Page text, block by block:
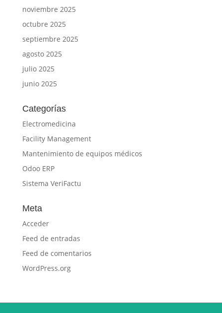
noviembre 2025
octubre 2025
septiembre 2025
agosto 2025
julio 2025
junio 2025
Categorías
Electromedicina
Facility Management
Mantenimiento de equipos médicos
Odoo ERP
Sistema VeriFactu
Meta
Acceder
Feed de entradas
Feed de comentarios
WordPress.org